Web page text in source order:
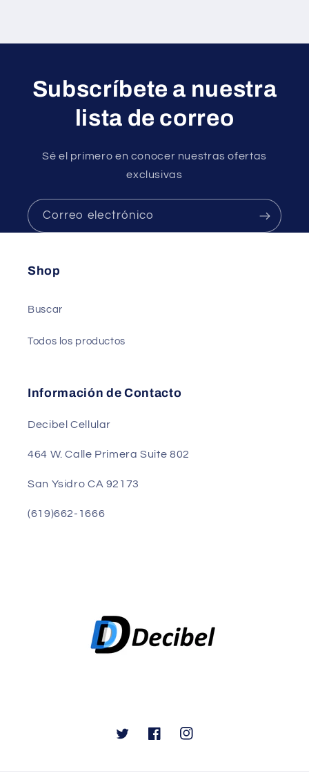
Subscríbete a nuestra
lista de correo
Sé el primero en conocer nuestras ofertas
exclusivas
Correo electrónico
Shop
Buscar
Todos los productos
Información de Contacto
Decibel Cellular
464 W. Calle Primera Suite 802
San Ysidro CA 92173
(619)662-1666
TwitterFacebookInstagram